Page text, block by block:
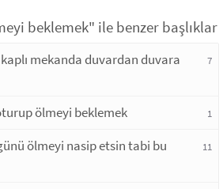
beklemek" ile benzer başlıklar
mekanda duvardan duvara
7
ölmeyi beklemek 1
ölmeyi nasip etsin tabi bu
11